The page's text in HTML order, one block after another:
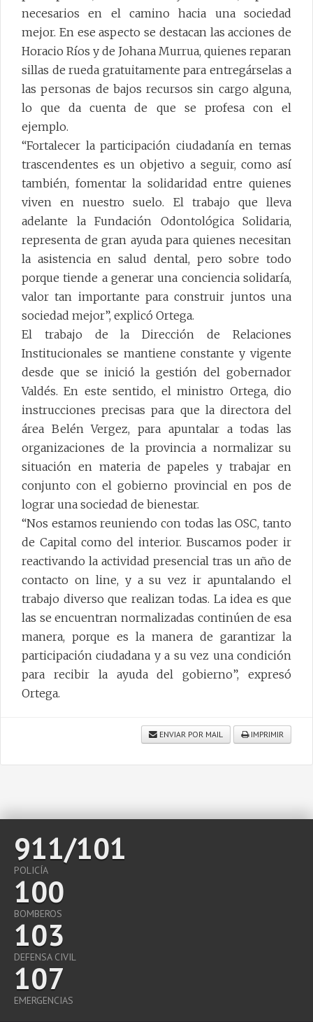
necesarios en el camino hacia una sociedad
mejor. En ese aspecto se destacan las acciones de
Horacio Ríos y de Johana Murrua, quienes reparan
sillas de rueda gratuitamente para entregárselas a
las personas de bajos recursos sin cargo alguna,
lo que da cuenta de que se profesa con el
ejemplo.
“Fortalecer la participación ciudadanía en temas
trascendentes es un objetivo a seguir, como así
también, fomentar la solidaridad entre quienes
viven en nuestro suelo. El trabajo que lleva
adelante la Fundación Odontológica Solidaria,
representa de gran ayuda para quienes necesitan
la asistencia en salud dental, pero sobre todo
porque tiende a generar una conciencia solidaría,
valor tan importante para construir juntos una
sociedad mejor”, explicó Ortega.
El trabajo de la Dirección de Relaciones
Institucionales se mantiene constante y vigente
desde que se inició la gestión del gobernador
Valdés. En este sentido, el ministro Ortega, dio
instrucciones precisas para que la directora del
área Belén Vergez, para apuntalar a todas las
organizaciones de la provincia a normalizar su
situación en materia de papeles y trabajar en
conjunto con el gobierno provincial en pos de
lograr una sociedad de bienestar.
“Nos estamos reuniendo con todas las OSC, tanto
de Capital como del interior. Buscamos poder ir
reactivando la actividad presencial tras un año de
contacto on line, y a su vez ir apuntalando el
trabajo diverso que realizan todas. La idea es que
las se encuentran normalizadas continúen de esa
manera, porque es la manera de garantizar la
participación ciudadana y a su vez una condición
para recibir la ayuda del gobierno”, expresó
Ortega.
ENVIAR POR MAIL IMPRIMIR
911/101
POLICÍA
100
BOMBEROS
103
DEFENSA CIVIL
107
EMERGENCIAS